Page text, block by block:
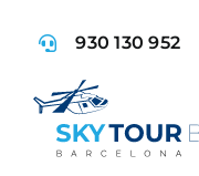
930 130 952